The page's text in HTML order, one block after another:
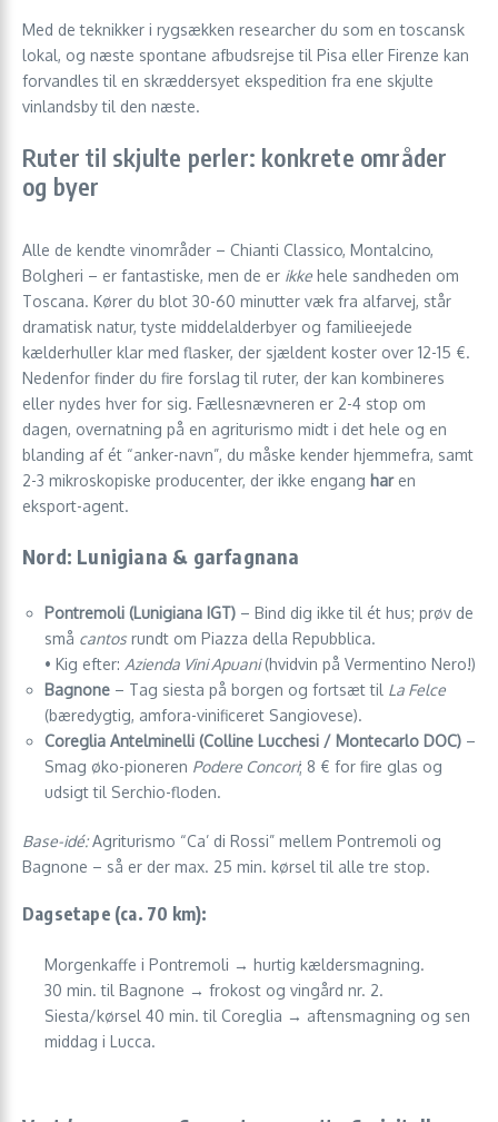
Med de teknikker i rygsækken researcher du som en toscansk
lokal, og næste spontane afbudsrejse til Pisa eller Firenze kan
forvandles til en skræddersyet ekspedition fra ene skjulte
vinlandsby til den næste.
Ruter til skjulte perler: konkrete områder
og byer
Alle de kendte vinområder – Chianti Classico, Montalcino,
Bolgheri – er fantastiske, men de er ikke hele sandheden om
Toscana. Kører du blot 30-60 minutter væk fra alfarvej, står
dramatisk natur, tyste middelalderbyer og familieejede
kælderhuller klar med flasker, der sjældent koster over 12-15 €.
Nedenfor finder du fire forslag til ruter, der kan kombineres
eller nydes hver for sig. Fællesnævneren er 2-4 stop om
dagen, overnatning på en agriturismo midt i det hele og en
blanding af ét “anker-navn”, du måske kender hjemmefra, samt
2-3 mikroskopiske producenter, der ikke engang haren
eksport-agent.
Nord: Lunigiana & garfagnana
Pontremoli (Lunigiana IGT) – Bind dig ikke til ét hus; prøv de
små cantos rundt om Piazza della Repubblica.
• Kig efter: Azienda Vini Apuani(hvidvin på Vermentino Nero!)
Bagnone – Tag siesta på borgen og fortsæt til La Felce
(bæredygtig, amfora-vinificeret Sangiovese).
Coreglia Antelminelli (Colline Lucchesi / Montecarlo DOC) –
Smag øko-pioneren Podere Concori; 8 € for fire glas og
udsigt til Serchio-floden.
Base-idé:Agriturismo “Ca’ di Rossi” mellem Pontremoli og
Bagnone – så er der max. 25 min. kørsel til alle tre stop.
Dagsetape (ca. 70 km):
Morgenkaffe i Pontremoli → hurtig kældersmagning.
30 min. til Bagnone → frokost og vingård nr. 2.
Siesta/kørsel 40 min. til Coreglia → aftensmagning og sen
middag i Lucca.